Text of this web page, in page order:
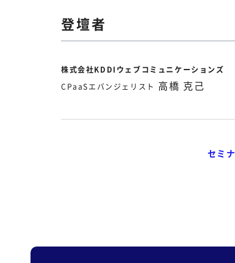
登壇者
株式会社KDDIウェブコミュニケーションズ
CPaaSエバンジェリスト 高橋 克己
セミ